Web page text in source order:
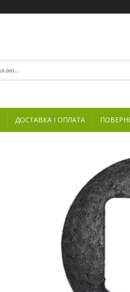
ДОСТАВКА І ОПЛАТА